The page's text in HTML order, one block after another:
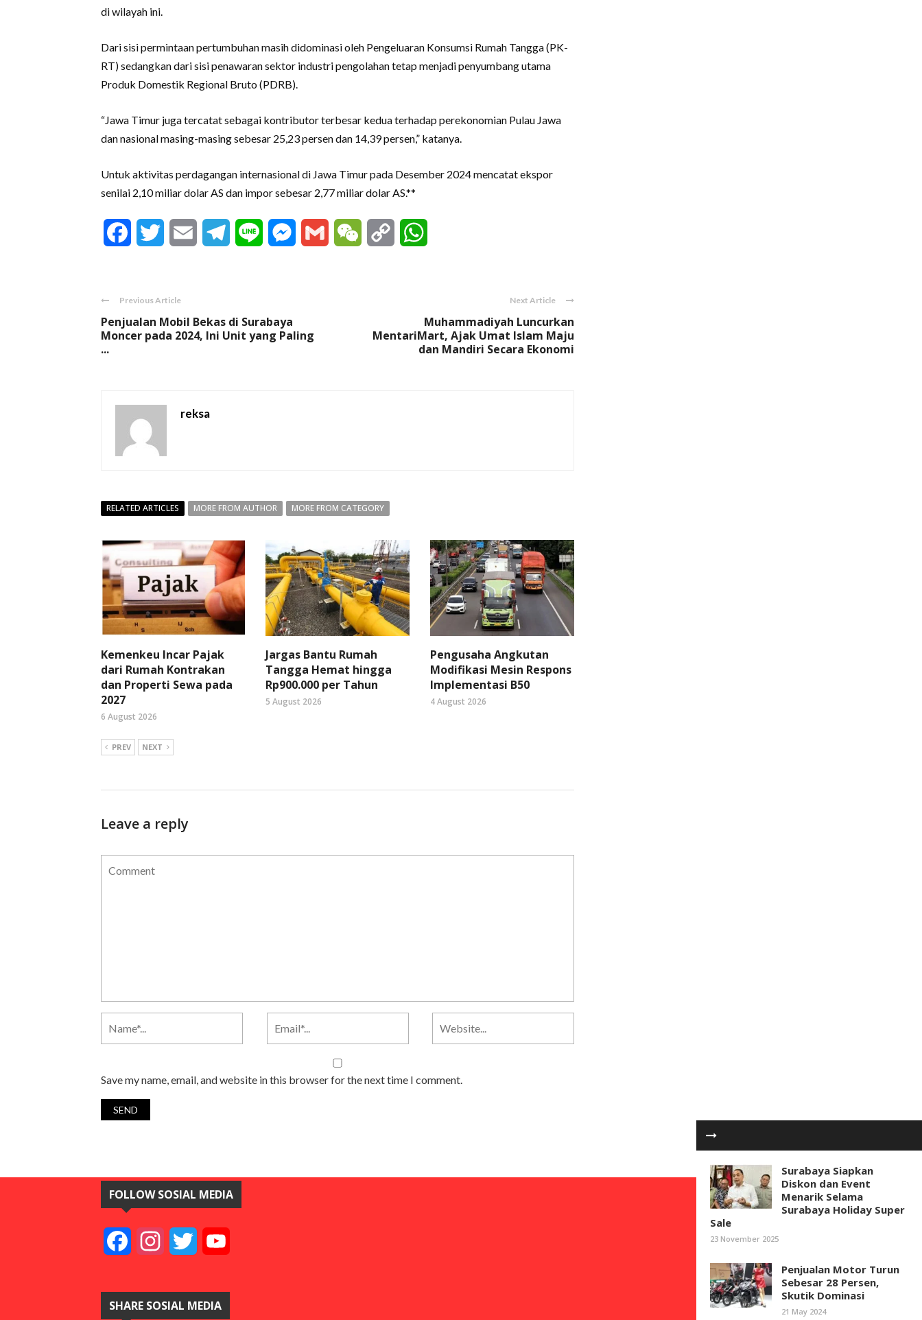
di wilayah ini.
Dari sisi permintaan pertumbuhan masih didominasi oleh Pengeluaran Konsumsi Rumah Tangga (PK-
RT) sedangkan dari sisi penawaran sektor industri pengolahan tetap menjadi penyumbang utama
Produk Domestik Regional Bruto (PDRB).
“Jawa Timur juga tercatat sebagai kontributor terbesar kedua terhadap perekonomian Pulau Jawa
dan nasional masing-masing sebesar 25,23 persen dan 14,39 persen,” katanya.
Untuk aktivitas perdagangan internasional di Jawa Timur pada Desember 2024 mencatat ekspor
senilai 2,10 miliar dolar AS dan impor sebesar 2,77 miliar dolar AS.**
FacebookTwitter Email Telegram
Line Messenger
Gmail WeChat Copy
Previous Article
Penjualan Mobil Bekas di Surabaya
Moncer pada 2024, Ini Unit yang Paling
...
Next Article
Muhammadiyah Luncurkan
MentariMart, Ajak Umat Islam Maju
dan Mandiri Secara Ekonomi
reksa
RELATED ARTICLES MORE FROM AUTHOR MORE FROM CATEGORY
Kemenkeu Incar Pajak
dari Rumah Kontrakan
dan Properti Sewa pada
2027
6 August 2026
Jargas Bantu Rumah
Tangga Hemat hingga
Rp900.000 per Tahun
5 August 2026
Pengusaha Angkutan
Modifikasi Mesin Respons
Implementasi B50
4 August 2026
PREV NEXT
Leave a reply
Save my name, email, and website in this browser for the next time I comment.
Surabaya Siapkan
Diskon dan Event
Menarik Selama
Surabaya Holiday Super
Sale
23 November 2025
Penjualan Motor Turun
Sebesar 28 Persen,
Skutik Dominasi
21 May 2024
FOLLOW SOSIAL MEDIA
FacebookInstagramTwitter
SHARE SOSIAL MEDIA